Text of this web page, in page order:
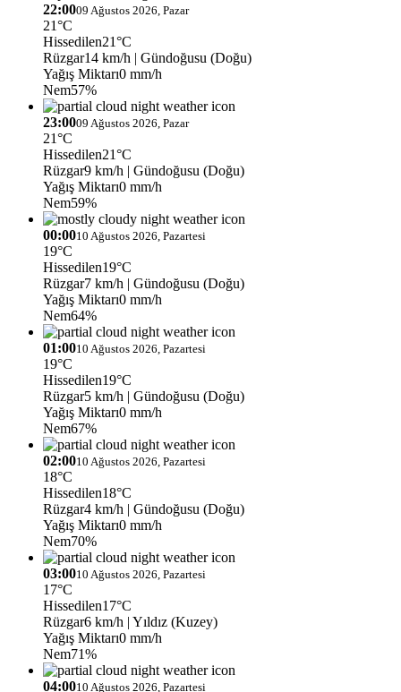
22:0009 Ağustos 2026, Pazar
21°C
Hissedilen21°C
Rüzgar14 km/h | Gündoğusu (Doğu)
Yağış Miktarı0 mm/h
Nem57%
23:0009 Ağustos 2026, Pazar
21°C
Hissedilen21°C
Rüzgar9 km/h | Gündoğusu (Doğu)
Yağış Miktarı0 mm/h
Nem59%
00:0010 Ağustos 2026, Pazartesi
19°C
Hissedilen19°C
Rüzgar7 km/h | Gündoğusu (Doğu)
Yağış Miktarı0 mm/h
Nem64%
01:0010 Ağustos 2026, Pazartesi
19°C
Hissedilen19°C
Rüzgar5 km/h | Gündoğusu (Doğu)
Yağış Miktarı0 mm/h
Nem67%
02:0010 Ağustos 2026, Pazartesi
18°C
Hissedilen18°C
Rüzgar4 km/h | Gündoğusu (Doğu)
Yağış Miktarı0 mm/h
Nem70%
03:0010 Ağustos 2026, Pazartesi
17°C
Hissedilen17°C
Rüzgar6 km/h | Yıldız (Kuzey)
Yağış Miktarı0 mm/h
Nem71%
04:0010 Ağustos 2026, Pazartesi